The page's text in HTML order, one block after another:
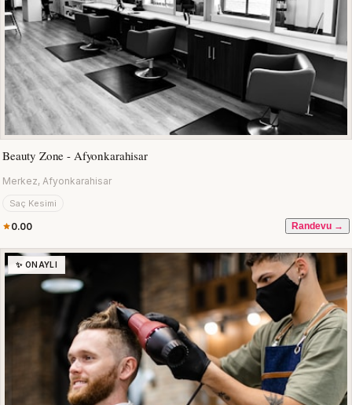
Beauty Zone - Afyonkarahisar
Merkez, Afyonkarahisar
Saç Kesimi
0.00 Randevu →
✨ ONAYLI